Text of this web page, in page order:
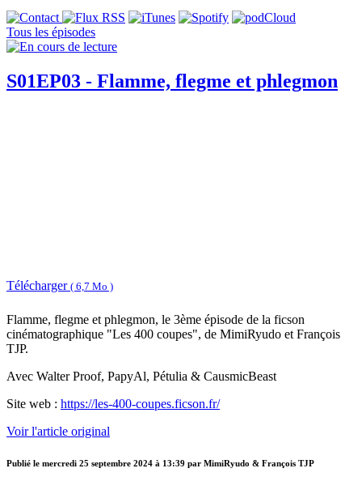
Tous les épisodes
S01EP03 - Flamme, flegme et phlegmon
Télécharger ( 6,7 Mo )
Flamme, flegme et phlegmon, le 3ème épisode de la ficson
cinématographique "Les 400 coupes", de MimiRyudo et François
TJP.
Avec Walter Proof, PapyAl, Pétulia & CausmicBeast
Site web : https://les-400-coupes.ficson.fr/
Voir l'article original
Publié le mercredi 25 septembre 2024 à 13:39 par MimiRyudo & François TJP